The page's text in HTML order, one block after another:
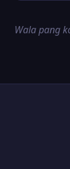
Wala pang